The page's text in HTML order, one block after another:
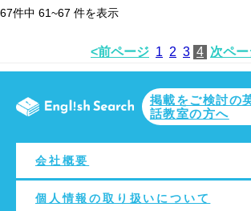
67件中 61~67 件を表示
<前ページ 1 2 3 4 次ペ
掲載をご検討の
話教室の方へ
会社概要
個人情報の取り扱いについて